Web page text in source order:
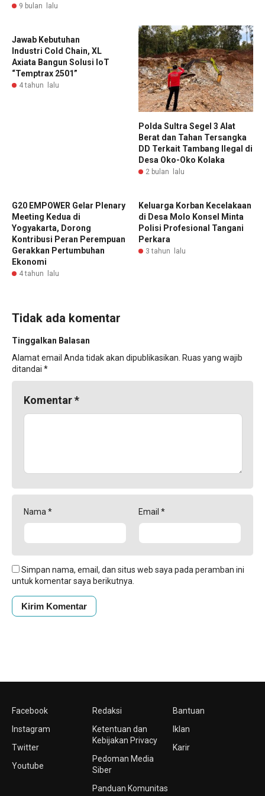
9 bulan lalu
Jawab Kebutuhan
Industri Cold Chain, XL
Axiata Bangun Solusi IoT
“Temptrax 2501”
4 tahun lalu
Polda Sultra Segel 3 Alat
Berat dan Tahan Tersangka
DD Terkait Tambang Ilegal di
Desa Oko-Oko Kolaka
2 bulan lalu
G20 EMPOWER Gelar Plenary
Meeting Kedua di
Yogyakarta, Dorong
Kontribusi Peran Perempuan
Gerakkan Pertumbuhan
Ekonomi
4 tahun lalu
Keluarga Korban Kecelakaan
di Desa Molo Konsel Minta
Polisi Profesional Tangani
Perkara
3 tahun lalu
Tidak ada komentar
Tinggalkan Balasan
Alamat email Anda tidak akan dipublikasikan. Ruas yang wajib
ditandai *
Komentar*
Nama * Email *
Simpan nama, email, dan situs web saya pada peramban ini
untuk komentar saya berikutnya.
Facebook
Instagram
Twitter
Youtube
Redaksi
Ketentuan dan
Kebijakan Privacy
Pedoman Media
Siber
Panduan Komunitas
Bantuan
Iklan
Karir